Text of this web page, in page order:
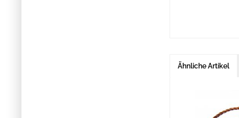
Ähnliche Artikel